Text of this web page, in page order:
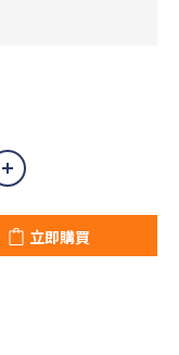
立即購買